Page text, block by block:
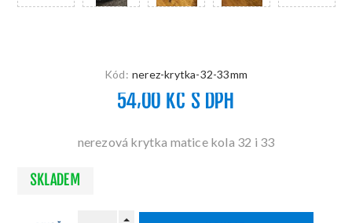
Kód: nerez-krytka-32-33mm
54,00 KČ S DPH
nerezová krytka matice kola 32 i 33
SKLADEM